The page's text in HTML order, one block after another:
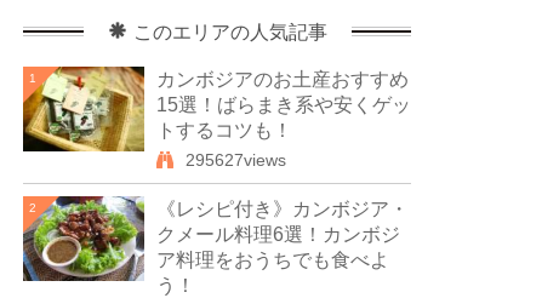
このエリアの人気記事
1
カンボジアのお土産おすすめ
15選！ばらまき系や安くゲッ
トするコツも！
295627views
2
《レシピ付き》カンボジア・
クメール料理6選！カンボジ
ア料理をおうちでも食べよ
う！